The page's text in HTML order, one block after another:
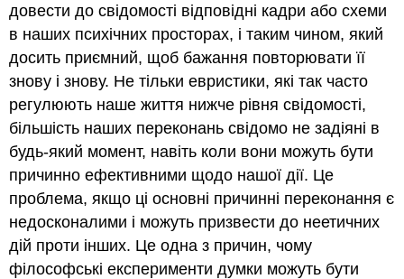
довести до свідомості відповідні кадри або схеми
в наших психічних просторах, і таким чином, який
досить приємний, щоб бажання повторювати її
знову і знову. Не тільки евристики, які так часто
регулюють наше життя нижче рівня свідомості,
більшість наших переконань свідомо не задіяні в
будь-який момент, навіть коли вони можуть бути
причинно ефективними щодо нашої дії. Це
проблема, якщо ці основні причинні переконання є
недосконалими і можуть призвести до неетичних
дій проти інших. Це одна з причин, чому
філософські експерименти думки можуть бути